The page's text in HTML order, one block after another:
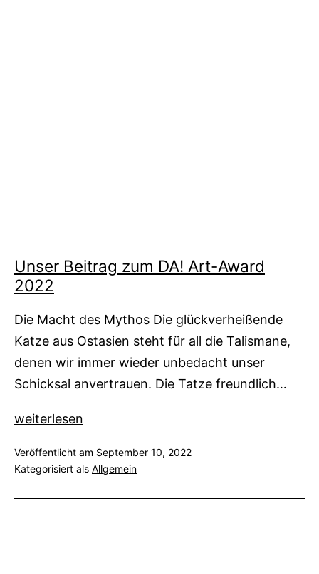
Unser Beitrag zum DA! Art-Award
2022
Die Macht des Mythos Die glückverheißende
Katze aus Ostasien steht für all die Talismane,
denen wir immer wieder unbedacht unser
Schicksal anvertrauen. Die Tatze freundlich…
Unser
zum
DA!
Art-
weiterlesen
Veröffentlicht am September 10, 2022
Kategorisiert als Allgemein